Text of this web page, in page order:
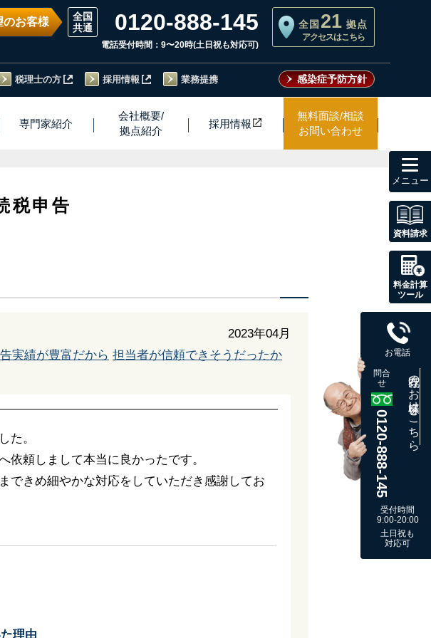
のお客様 0120-888-145
電話受付時間：9〜20時(土日祝も対応可)
全国 21 拠点
アクセスはこちら
税理士の方 採用情報 業務提携 感染症予防方針
専門家紹介
会社概要/
拠点紹介
採用情報
無料面談/相談
お問い合わせ
税申告
2023年04月
実績が豊富だから 担当者が信頼できそうだったか
た。
頼しまして本当に良かったです。
できめ細やかな対応をしていただき感謝してお
理由
資料請求
料金計算
ツール
お電話
問合
せ
0120-888-145
既存のお客様はこちら
受付時間
9:00-20:00
土日祝も
対応可